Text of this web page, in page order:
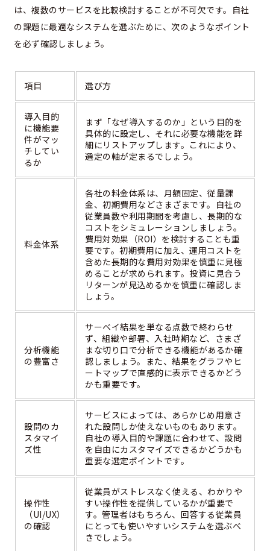
は、複数のサービスを比較検討することが不可欠です。自社
の課題に最適なシステムを選ぶために、次のようなポイント
を必ず確認しましょう。
項目 選び方
導入目的
に機能要
件がマッ
チしてい
るか
まず「なぜ導入するのか」という目的を
具体的に設定し、それに必要な機能を詳
細にリストアップします。これにより、
選定の軸が定まるでしょう。
料金体系
各社の料金体系は、月額固定、従量課
金、初期費用などさまざまです。自社の
従業員数や利用期間を考慮し、長期的な
コストをシミュレーションしましょう。
費用対効果（ROI）を検討することも重
要です。初期費用に加え、運用コストを
含めた長期的な費用対効果を慎重に見極
めることが求められます。投資に見合う
リターンが見込めるかを慎重に確認しま
しょう。
分析機能
の豊富さ
サーベイ結果を単なる点数で終わらせ
ず、組織や部署、入社時期など、さまざ
まな切り口で分析できる機能があるか確
認しましょう。また、結果をグラフやヒ
ートマップで直感的に表示できるかどう
かも重要です。
設問のカ
スタマイ
ズ性
サービスによっては、あらかじめ用意さ
れた設問しか使えないものもあります。
自社の導入目的や課題に合わせて、設問
を自由にカスタマイズできるかどうかも
重要な選定ポイントです。
操作性
（UI/UX）
の確認
従業員がストレスなく使える、わかりや
すい操作性を提供しているかが重要で
す。管理者はもちろん、回答する従業員
にとっても使いやすいシステムを選ぶべ
きでしょう。